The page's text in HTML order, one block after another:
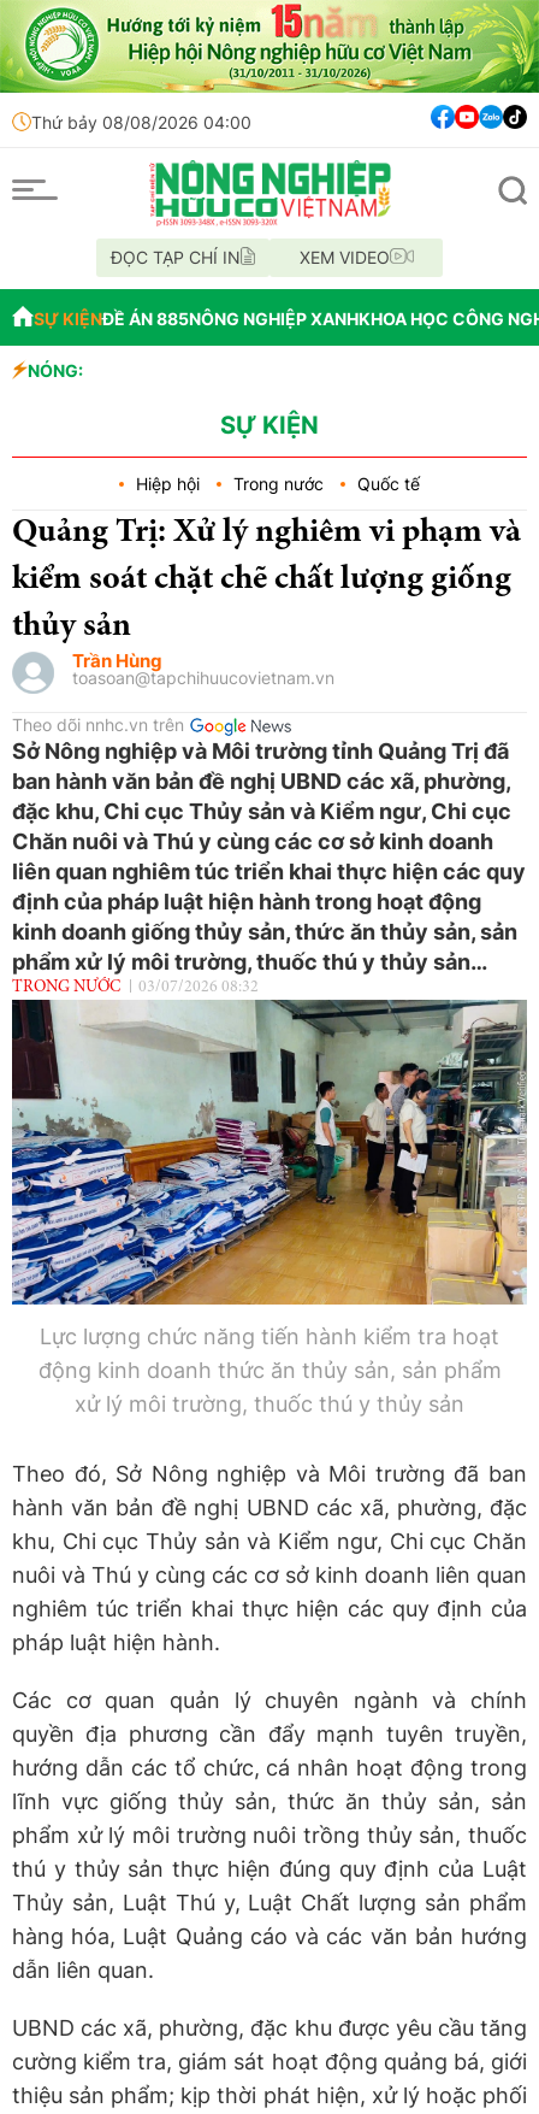
Thứ bảy 08/08/2026 04:00
ĐỌC TẠP CHÍ IN XEM VIDEO
SỰ KIỆNĐỀ ÁN 885NÔNG NGHIỆP XANHKHOA HỌC CÔNG
NÓNG:
SỰ KIỆN
Hiệp hội Trong nước Quốc tế
Quảng Trị: Xử lý nghiêm vi phạm và
kiểm soát chặt chẽ chất lượng giống
thủy sản
Trần Hùng
toasoan@tapchihuucovietnam.vn
Theo dõi nnhc.vn trên
Sở Nông nghiệp và Môi trường tỉnh Quảng Trị đã
ban hành văn bản đề nghị UBND các xã, phường,
đặc khu, Chi cục Thủy sản và Kiểm ngư, Chi cục
Chăn nuôi và Thú y cùng các cơ sở kinh doanh
liên quan nghiêm túc triển khai thực hiện các quy
định của pháp luật hiện hành trong hoạt động
kinh doanh giống thủy sản, thức ăn thủy sản, sản
phẩm xử lý môi trường, thuốc thú y thủy sản…
TRONG NƯỚC 03/07/2026 08:32
Lực lượng chức năng tiến hành kiểm tra hoạt
động kinh doanh thức ăn thủy sản, sản phẩm
xử lý môi trường, thuốc thú y thủy sản
Theo đó, Sở Nông nghiệp và Môi trường đã ban
hành văn bản đề nghị UBND các xã, phường, đặc
khu, Chi cục Thủy sản và Kiểm ngư, Chi cục Chăn
nuôi và Thú y cùng các cơ sở kinh doanh liên quan
nghiêm túc triển khai thực hiện các quy định của
pháp luật hiện hành.
Các cơ quan quản lý chuyên ngành và chính
quyền địa phương cần đẩy mạnh tuyên truyền,
hướng dẫn các tổ chức, cá nhân hoạt động trong
lĩnh vực giống thủy sản, thức ăn thủy sản, sản
phẩm xử lý môi trường nuôi trồng thủy sản, thuốc
thú y thủy sản thực hiện đúng quy định của Luật
Thủy sản, Luật Thú y, Luật Chất lượng sản phẩm
hàng hóa, Luật Quảng cáo và các văn bản hướng
dẫn liên quan.
UBND các xã, phường, đặc khu được yêu cầu tăng
cường kiểm tra, giám sát hoạt động quảng bá, giới
thiệu sản phẩm; kịp thời phát hiện, xử lý hoặc phối